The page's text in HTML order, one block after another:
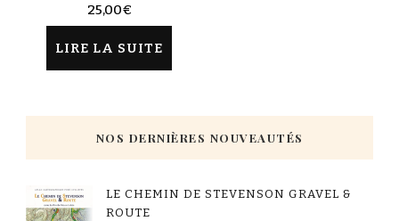
4.67
25,00€
LIRE LA SUITE
NOS DERNIÈRES NOUVEAUTÉS
LE CHEMIN DE STEVENSON GRAVEL &
ROUTE